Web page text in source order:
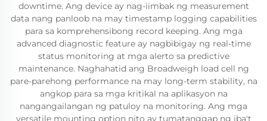
downtime. Ang device ay nag-iimbak ng measurement
data nang panloob na may timestamp logging capabilities
para sa komprehensibong record keeping. Ang mga
advanced diagnostic feature ay nagbibigay ng real-time
status monitoring at mga alerto sa predictive
maintenance. Naghahatid ang Broadweigh load cell ng
pare-parehong performance na may long-term stability, na
angkop para sa mga kritikal na aplikasyon na
nangangailangan ng patuloy na monitoring. Ang mga
versatile mounting option nito ay tumatanggap ng iba't